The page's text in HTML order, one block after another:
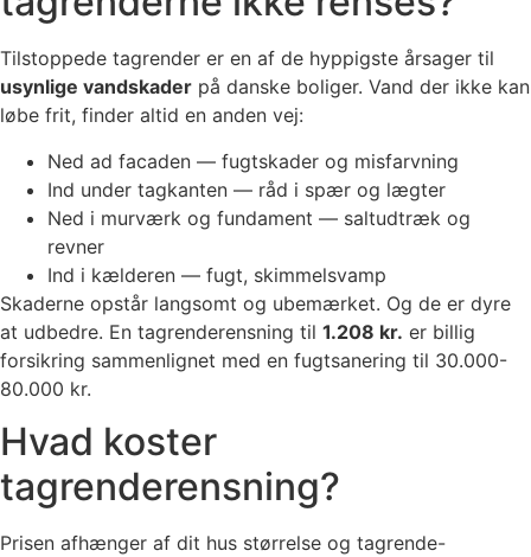
Tilstoppede tagrender er en af de hyppigste årsager til
usynlige vandskader på danske boliger. Vand der ikke kan
løbe frit, finder altid en anden vej:
Ned ad facaden — fugtskader og misfarvning
Ind under tagkanten — råd i spær og lægter
Ned i murværk og fundament — saltudtræk og
revner
Ind i kælderen — fugt, skimmelsvamp
Skaderne opstår langsomt og ubemærket. Og de er dyre
at udbedre. En tagrenderensning til 1.208 kr. er billig
forsikring sammenlignet med en fugtsanering til 30.000-
80.000 kr.
Hvad koster
tagrenderensning?
Prisen afhænger af dit hus størrelse og tagrende-